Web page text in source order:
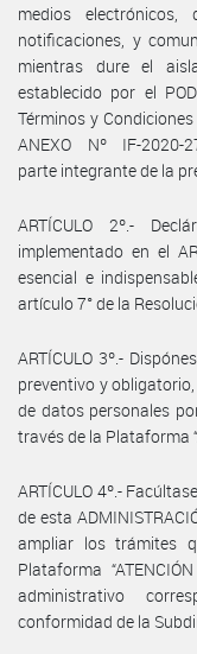
medios electrónicos,
notificaciones, y
mientras dure el
establecido por el
Términos y
ANEXO Nº IF-2020-
parte integrante de la
ARTÍCULO 2º.-
implementado en el
esencial e
artículo 7° de la
ARTÍCULO 3º.-
preventivo y
de datos personales
través de la Plataforma
ARTÍCULO 4º.-
de esta
ampliar los trámites
Plataforma
administrativo
conformidad de la